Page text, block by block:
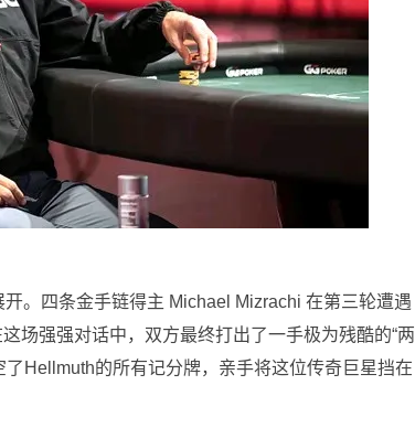
。四条金手链得主 Michael Mizrachi 在第三轮遭遇
场强强对话中，双方最终打出了一手极为残酷的“两
Hellmuth的所有记分牌，亲手将这位传奇巨星挡在